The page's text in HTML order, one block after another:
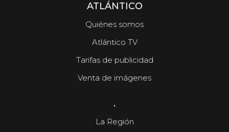
ATLÁNTICO
Quiénes somos
Atlántico TV
Tarifas de publicidad
Venta de imágenes
.
La Región